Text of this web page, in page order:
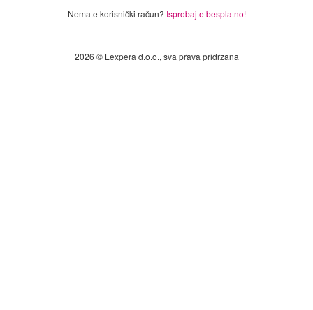
Nemate korisnički račun? Isprobajte besplatno!
2026 © Lexpera d.o.o., sva prava pridržana